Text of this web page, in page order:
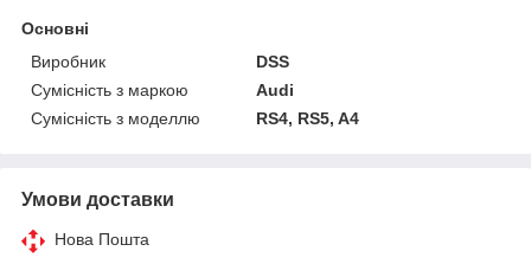
Основні
Виробник
DSS
Сумісність з маркою
Audi
Сумісність з моделлю
RS4, RS5, A4
Умови доставки
Нова Пошта